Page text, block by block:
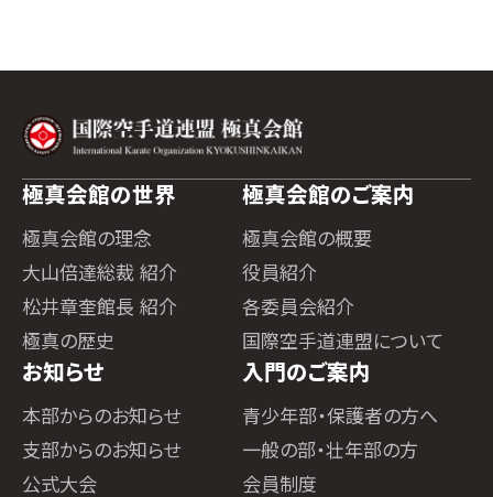
極真会館の世界
極真会館の理念
大山倍達総裁 紹介
松井章奎館長 紹介
極真の歴史
極真会館のご案内
極真会館の概要
役員紹介
各委員会紹介
国際空手道連盟について
お知らせ
本部からのお知らせ
支部からのお知らせ
公式大会
入門のご案内
青少年部・保護者の方へ
一般の部・壮年部の方
会員制度